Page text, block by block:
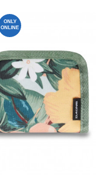
ONLY
ONLINE